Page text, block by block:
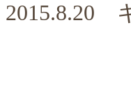
2015.8.20
K-CAT
8/20(